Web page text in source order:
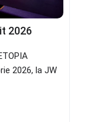
2026
2026, la JW